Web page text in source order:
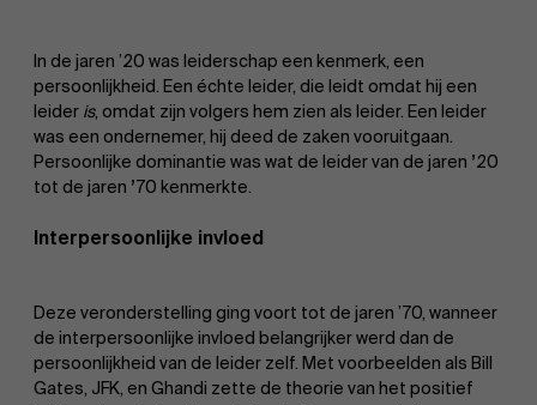
In de jaren ’20 was leiderschap een kenmerk, een
persoonlijkheid. Een échte leider, die leidt omdat hij een
leider is, omdat zijn volgers hem zien als leider. Een leider
was een ondernemer, hij deed de zaken vooruitgaan.
Persoonlijke dominantie was wat de leider van de jaren ’20
tot de jaren ’70 kenmerkte.
Interpersoonlijke invloed
Deze veronderstelling ging voort tot de jaren ’70, wanneer
de interpersoonlijke invloed belangrijker werd dan de
persoonlijkheid van de leider zelf. Met voorbeelden als Bill
Gates, JFK, en Ghandi zette de theorie van het positief